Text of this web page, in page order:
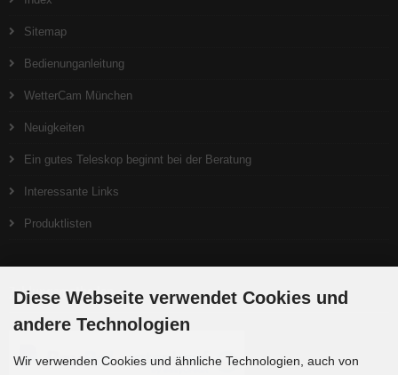
Sitemap
Bedienunganleitung
WetterCam München
Neuigkeiten
Ein gutes Teleskop beginnt bei der Beratung
Interessante Links
Produktlisten
Zahlungsmethoden
Diese Webseite verwendet Cookies und
andere Technologien
Wir verwenden Cookies und ähnliche Technologien, auch von